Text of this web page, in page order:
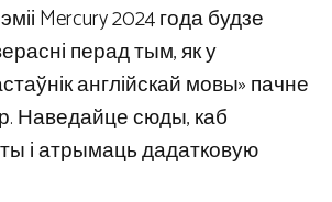
Mercury 2024 года будзе
перад тым, як у
англійскай мовы» пачне
Наведайце сюды, каб
і атрымаць дадатковую